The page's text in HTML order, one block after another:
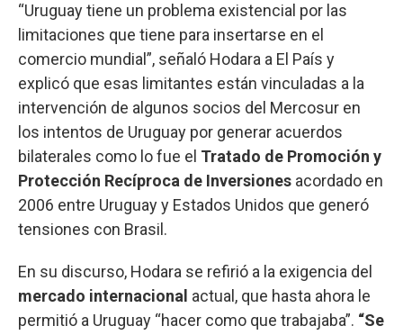
“Uruguay tiene un problema existencial por las
limitaciones que tiene para insertarse en el
comercio mundial”, señaló Hodara a El País y
explicó que esas limitantes están vinculadas a la
intervención de algunos socios del Mercosur en
los intentos de Uruguay por generar acuerdos
bilaterales como lo fue el Tratado de Promoción y
Protección Recíproca de Inversiones acordado en
2006 entre Uruguay y Estados Unidos que generó
tensiones con Brasil.
En su discurso, Hodara se refirió a la exigencia del
mercado internacional actual, que hasta ahora le
permitió a Uruguay “hacer como que trabajaba”. “Se